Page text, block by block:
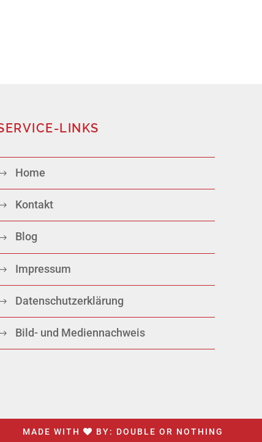
LINKS
Home
Kontakt
Blog
Impressum
Datenschutzerklärung
Bild- und Mediennachweis
MADE WITH BY: DOUBLE OR NOTHING